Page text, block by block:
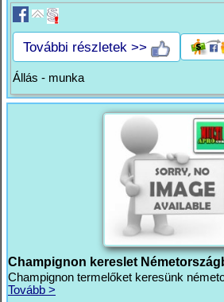
További részletek >>
Állás - munka
Champignon kereslet
Champignon termelőket keresünk
Tovább >